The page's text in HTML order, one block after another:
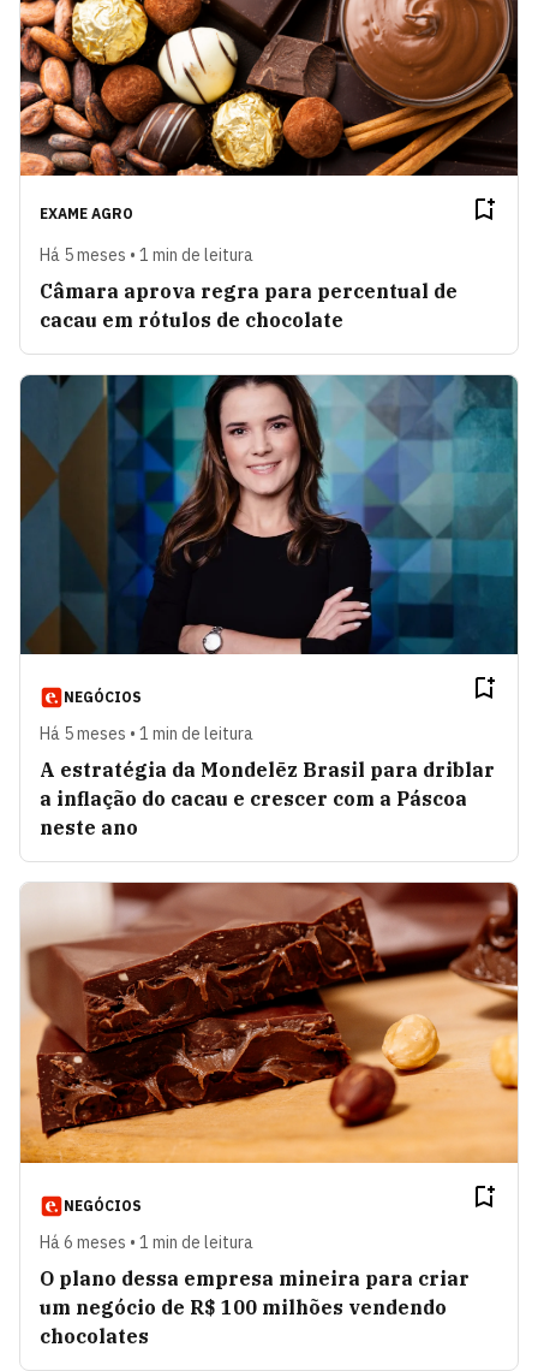
EXAME AGRO
Há 5 meses • 1 min de leitura
Câmara aprova regra para percentual de
cacau em rótulos de chocolate
NEGÓCIOS
Há 5 meses • 1 min de leitura
A estratégia da Mondelēz Brasil para driblar
a inflação do cacau e crescer com a Páscoa
neste ano
NEGÓCIOS
Há 6 meses • 1 min de leitura
O plano dessa empresa mineira para criar
um negócio de R$ 100 milhões vendendo
chocolates